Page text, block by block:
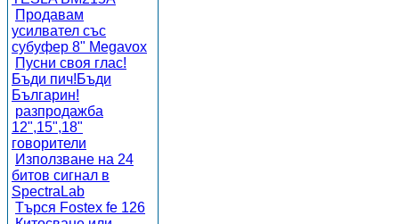
Продавам
усилвател със
субуфер 8" Megavox
Пусни своя глас!
Бъди пич!Бъди
Българин!
разпродажба
12",15",18"
говорители
Използване на 24
битов сигнал в
SpectraLab
Търся Fostex fe 126